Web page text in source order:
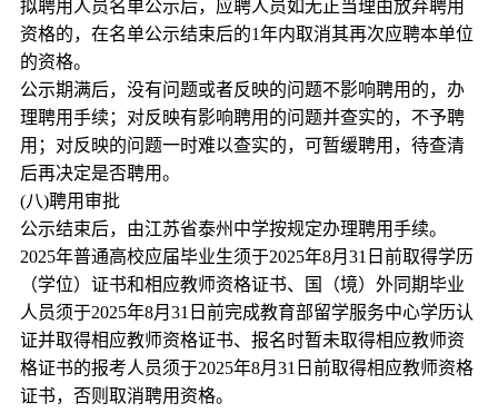
拟聘用人员名单公示后，应聘人员如无正当理由放弃聘用
资格的，在名单公示结束后的1年内取消其再次应聘本单位
的资格。
公示期满后，没有问题或者反映的问题不影响聘用的，办
理聘用手续；对反映有影响聘用的问题并查实的，不予聘
用；对反映的问题一时难以查实的，可暂缓聘用，待查清
后再决定是否聘用。
(八)聘用审批
公示结束后，由江苏省泰州中学按规定办理聘用手续。
2025年普通高校应届毕业生须于2025年8月31日前取得学历
（学位）证书和相应教师资格证书、国（境）外同期毕业
人员须于2025年8月31日前完成教育部留学服务中心学历认
证并取得相应教师资格证书、报名时暂未取得相应教师资
格证书的报考人员须于2025年8月31日前取得相应教师资格
证书，否则取消聘用资格。